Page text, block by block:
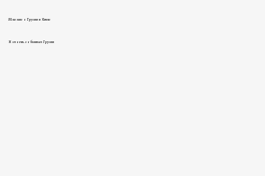
Мнение о Грузии и Китае
Новости, события в Грузии